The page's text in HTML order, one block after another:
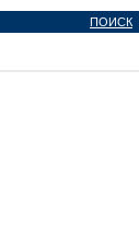
ПОИСК